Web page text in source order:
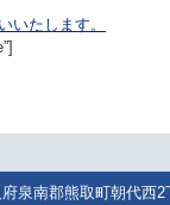
いたします。
泉南郡熊取町朝代西